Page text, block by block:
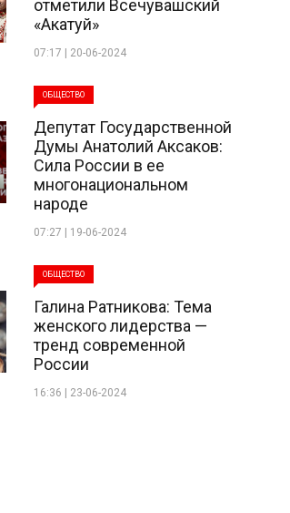
отметили Всечувашский
«Акатуй»
07:17 | 20-06-2024
ОБЩЕСТВО
Депутат Государственной
Думы Анатолий Аксаков:
Сила России в ее
многонациональном
народе
07:27 | 19-06-2024
ОБЩЕСТВО
Галина Ратникова: Тема
женского лидерства —
тренд современной
России
16:36 | 23-06-2024